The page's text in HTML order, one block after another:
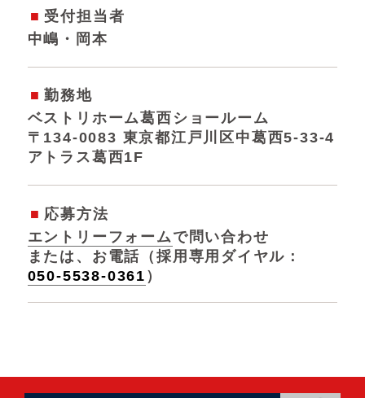
受付担当者
中嶋・岡本
勤務地
ベストリホーム葛西ショールーム
〒134-0083 東京都江戸川区中葛西5-33-4
アトラス葛西1F
応募方法
エントリーフォーム で問い合わせ
または、お電話（採用専用ダイヤル：
050-5538-0361 ）